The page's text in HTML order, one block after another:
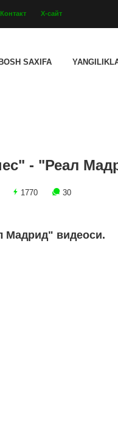
Контакт Х-сайт
BOSH SAXIFA
- "Реал
1770 30
Мадрид" видеоси.